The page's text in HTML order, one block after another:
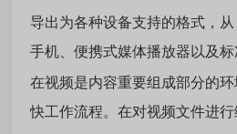
导出为各种设备支持的格式，
手机、便携式媒体播放器以及标
在视频是内容重要组成部分的
快工作流程。在对视频文件进